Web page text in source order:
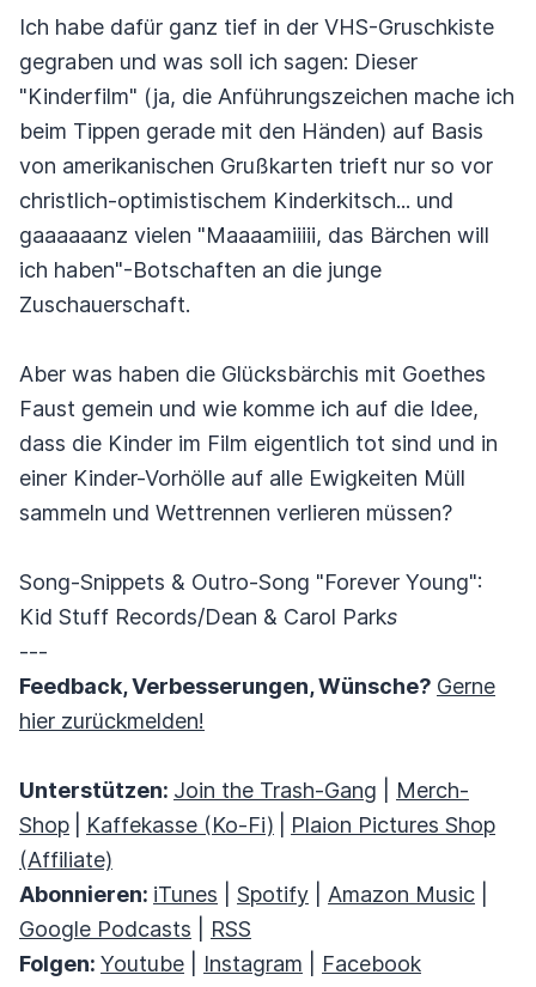
Ich habe dafür ganz tief in der VHS-Gruschkiste
gegraben und was soll ich sagen: Dieser
"Kinderfilm" (ja, die Anführungszeichen mache ich
beim Tippen gerade mit den Händen) auf Basis
von amerikanischen Grußkarten trieft nur so vor
christlich-optimistischem Kinderkitsch... und
gaaaaaanz vielen "Maaaamiiiii, das Bärchen will
ich haben"-Botschaften an die junge
Zuschauerschaft.
Aber was haben die Glücksbärchis mit Goethes
Faust gemein und wie komme ich auf die Idee,
dass die Kinder im Film eigentlich tot sind und in
einer Kinder-Vorhölle auf alle Ewigkeiten Müll
sammeln und Wettrennen verlieren müssen?
Song-Snippets & Outro-Song "Forever Young":
Kid Stuff Records/Dean & Carol Parks
---
Feedback, Verbesserungen, Wünsche? Gerne
hier zurückmelden!
Unterstützen: Join the Trash-Gang
Merch-
Shop
Kaffekasse (Ko-Fi)
Plaion Pictures Shop
(Affiliate)
Abonnieren: iTunes Spotify Amazon Music
Google Podcasts
RSS
Folgen: Youtube Instagram Facebook